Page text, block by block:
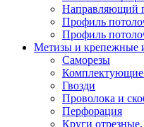
Направляющий
Профиль
Профиль
Метизы и крепежные
Саморезы
Гвозди
Проволока и
Перфорация
Круги